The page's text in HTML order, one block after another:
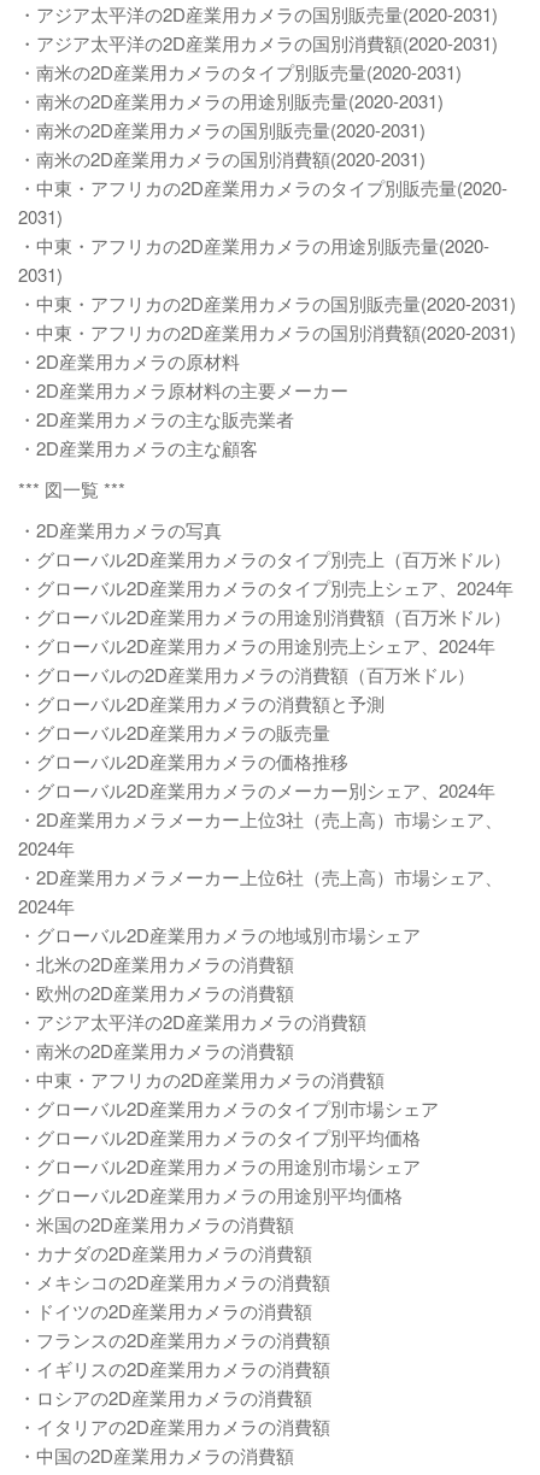
・アジア太平洋の2D産業用カメラの国別販売量(2020-2031)
・アジア太平洋の2D産業用カメラの国別消費額(2020-2031)
・南米の2D産業用カメラのタイプ別販売量(2020-2031)
・南米の2D産業用カメラの用途別販売量(2020-2031)
・南米の2D産業用カメラの国別販売量(2020-2031)
・南米の2D産業用カメラの国別消費額(2020-2031)
・中東・アフリカの2D産業用カメラのタイプ別販売量(2020-
2031)
・中東・アフリカの2D産業用カメラの用途別販売量(2020-
2031)
・中東・アフリカの2D産業用カメラの国別販売量(2020-2031)
・中東・アフリカの2D産業用カメラの国別消費額(2020-2031)
・2D産業用カメラの原材料
・2D産業用カメラ原材料の主要メーカー
・2D産業用カメラの主な販売業者
・2D産業用カメラの主な顧客
*** 図一覧 ***
・2D産業用カメラの写真
・グローバル2D産業用カメラのタイプ別売上（百万米ドル）
・グローバル2D産業用カメラのタイプ別売上シェア、2024年
・グローバル2D産業用カメラの用途別消費額（百万米ドル）
・グローバル2D産業用カメラの用途別売上シェア、2024年
・グローバルの2D産業用カメラの消費額（百万米ドル）
・グローバル2D産業用カメラの消費額と予測
・グローバル2D産業用カメラの販売量
・グローバル2D産業用カメラの価格推移
・グローバル2D産業用カメラのメーカー別シェア、2024年
・2D産業用カメラメーカー上位3社（売上高）市場シェア、
2024年
・2D産業用カメラメーカー上位6社（売上高）市場シェア、
2024年
・グローバル2D産業用カメラの地域別市場シェア
・北米の2D産業用カメラの消費額
・欧州の2D産業用カメラの消費額
・アジア太平洋の2D産業用カメラの消費額
・南米の2D産業用カメラの消費額
・中東・アフリカの2D産業用カメラの消費額
・グローバル2D産業用カメラのタイプ別市場シェア
・グローバル2D産業用カメラのタイプ別平均価格
・グローバル2D産業用カメラの用途別市場シェア
・グローバル2D産業用カメラの用途別平均価格
・米国の2D産業用カメラの消費額
・カナダの2D産業用カメラの消費額
・メキシコの2D産業用カメラの消費額
・ドイツの2D産業用カメラの消費額
・フランスの2D産業用カメラの消費額
・イギリスの2D産業用カメラの消費額
・ロシアの2D産業用カメラの消費額
・イタリアの2D産業用カメラの消費額
・中国の2D産業用カメラの消費額